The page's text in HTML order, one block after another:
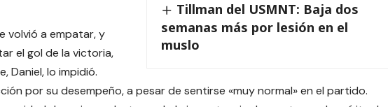
Tillman del USMNT: Baja dos
semanas más por lesión en el
muslo
volvió a empatar, y
el gol de la victoria,
Daniel, lo impidió.
por su desempeño, a pesar de sentirse «muy normal» en el partido.